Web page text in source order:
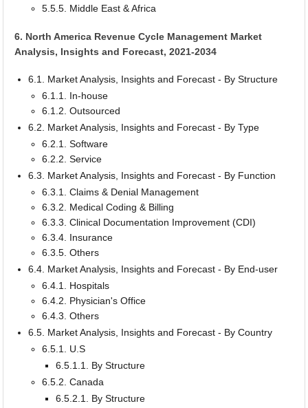
5.5.5. Middle East & Africa
6. North America Revenue Cycle Management Market
Analysis, Insights and Forecast, 2021-2034
6.1. Market Analysis, Insights and Forecast - By Structure
6.1.1. In-house
6.1.2. Outsourced
6.2. Market Analysis, Insights and Forecast - By Type
6.2.1. Software
6.2.2. Service
6.3. Market Analysis, Insights and Forecast - By Function
6.3.1. Claims & Denial Management
6.3.2. Medical Coding & Billing
6.3.3. Clinical Documentation Improvement (CDI)
6.3.4. Insurance
6.3.5. Others
6.4. Market Analysis, Insights and Forecast - By End-user
6.4.1. Hospitals
6.4.2. Physician's Office
6.4.3. Others
6.5. Market Analysis, Insights and Forecast - By Country
6.5.1. U.S
6.5.1.1. By Structure
6.5.2. Canada
6.5.2.1. By Structure